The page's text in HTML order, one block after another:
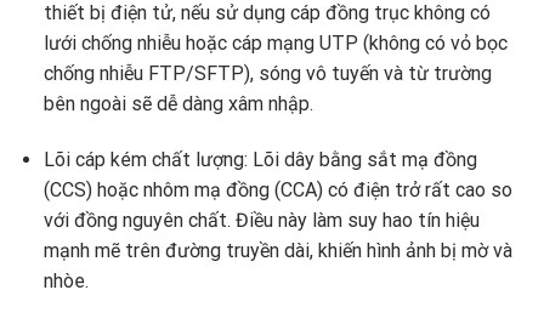
thiết bị điện tử, nếu sử dụng cáp đồng trục không có
lưới chống nhiễu hoặc cáp mạng UTP (không có vỏ bọc
chống nhiễu FTP/SFTP), sóng vô tuyến và từ trường
bên ngoài sẽ dễ dàng xâm nhập.
Lõi cáp kém chất lượng: Lõi dây bằng sắt mạ đồng
(CCS) hoặc nhôm mạ đồng (CCA) có điện trở rất cao so
với đồng nguyên chất. Điều này làm suy hao tín hiệu
mạnh mẽ trên đường truyền dài, khiến hình ảnh bị mờ và
nhòe.